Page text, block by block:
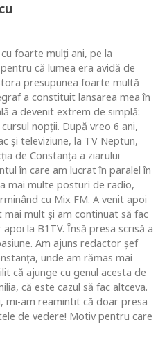
foarte mulţi ani, pe la
că lumea era avidă de
presupunea foarte multă
a constituit lansarea mea în
a devenit extrem de simplă:
nopţii. După vreo 6 ani,
şi televiziune, la TV Neptun,
de Constanţa a ziarului
în care am lucrat în paralel în
mai multe posturi de radio,
cu Mix FM. A venit apoi
mult şi am continuat să fac
la B1TV. Însă presa scrisă a
Am ajuns redactor şef
unde am rămas mai
că ajunge cu genul acesta de
că este cazul să fac altceva.
mi-am reamintit că doar presa
de vedere! Motiv pentru care